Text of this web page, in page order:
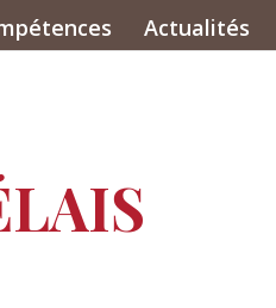
Actualités